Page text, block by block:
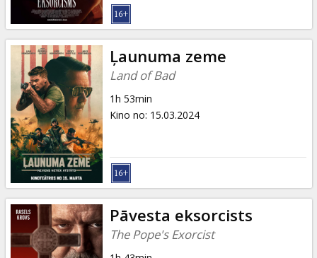
Ļaunuma zeme
Land of Bad
1h 53min
Kino no: 15.03.2024
Pāvesta eksorcists
The Pope's Exorcist